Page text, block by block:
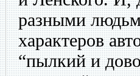
разными
характеров
“пылкий и